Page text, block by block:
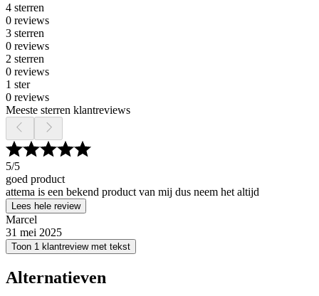
4 sterren
0 reviews
3 sterren
0 reviews
2 sterren
0 reviews
1 ster
0 reviews
Meeste sterren klantreviews
5/5
goed product
attema is een bekend product van mij dus neem het altijd
Lees hele review
Marcel
31 mei 2025
Toon 1 klantreview met tekst
Alternatieven